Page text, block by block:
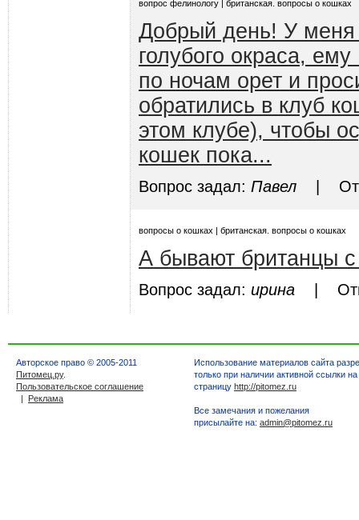
вопрос фелинологу | британская. вопросы о кошках
Добрый день! У меня
голубого окраса,
по ночам орет и
обратились в клуб
этом клубе), чтобы
кошек пока...
Вопрос задал: Павел |
вопросы о кошках | британская. вопросы о кошках
А бывают британцы
Вопрос задал: ирина |
Авторское право © 2005-2011
Питомец.ру.
Пользовательское соглашение
| Реклама
Использование материалов сайта
только при наличии активной ссылки
страницу http://pitomez.ru
Все замечания и пожелания
присылайте на: admin@pitomez.ru